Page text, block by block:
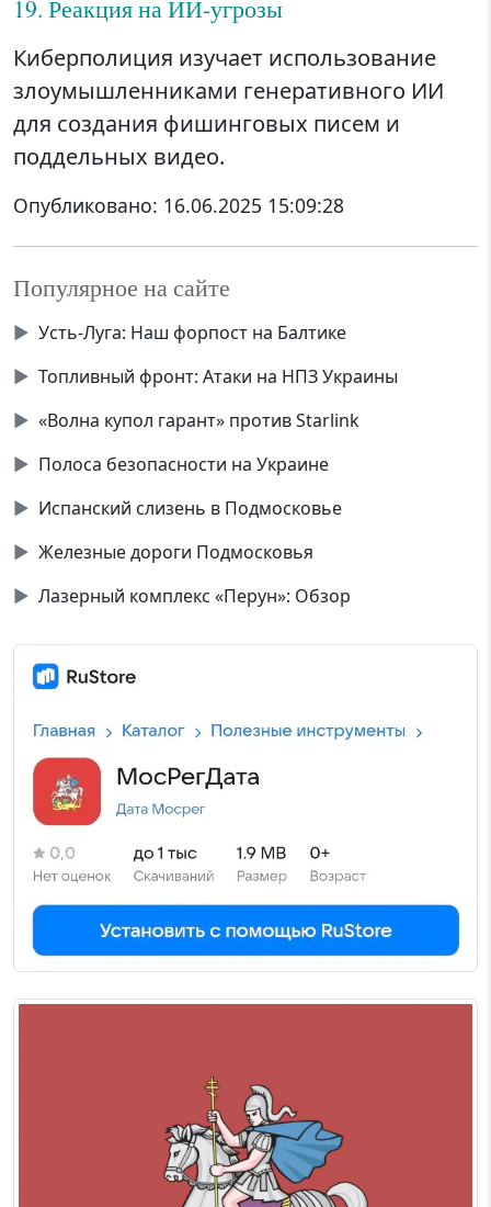
19. Реакция на ИИ-угрозы
Киберполиция изучает использование
злоумышленниками генеративного ИИ
для создания фишинговых писем и
поддельных видео.
Опубликовано: 16.06.2025 15:09:28
Популярное на сайте
▶ Усть-Луга: Наш форпост на Балтике
▶ Топливный фронт: Атаки на НПЗ Украины
▶ «Волна купол гарант» против Starlink
▶ Полоса безопасности на Украине
▶ Испанский слизень в Подмосковье
▶ Железные дороги Подмосковья
▶ Лазерный комплекс «Перун»: Обзор